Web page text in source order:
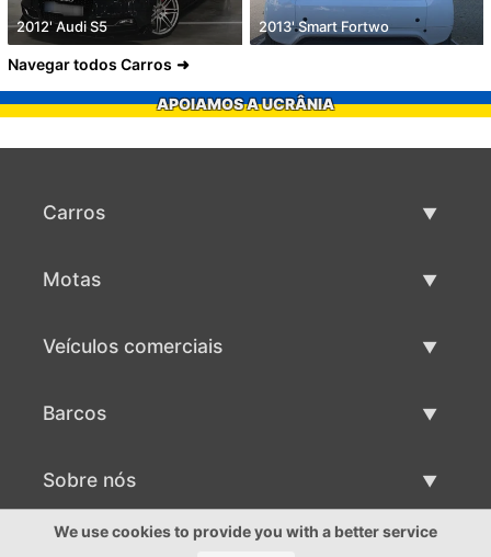
2012' Audi S5 2013' Smart Fortwo
Navegar todos Carros
APOIAMOS A UCRÂNIA
Carros
Motas
Veículos comerciais
Barcos
Venda de barcos
Sobre nós
Sobre nós
We use cookies to provide you with a better service